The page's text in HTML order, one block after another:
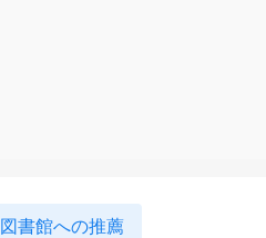
図書館への推薦